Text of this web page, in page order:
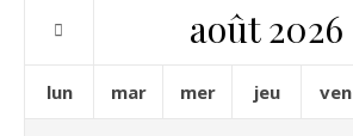
août 2026
lun mar mer jeu ven